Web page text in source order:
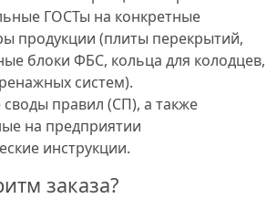
ГОСТы на конкретные
продукции (плиты перекрытий,
блоки ФБС, кольца для колодцев,
систем).
правил (СП), а также
на предприятии
инструкции.
заказа?